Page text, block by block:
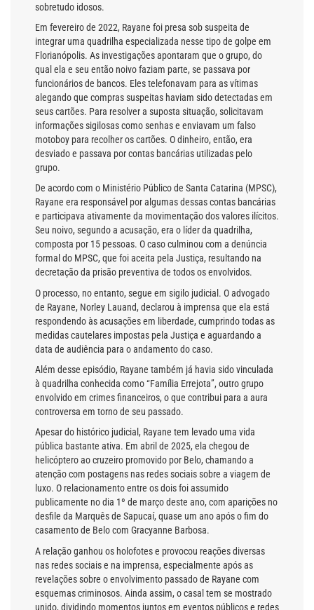
sobretudo idosos.
Em fevereiro de 2022, Rayane foi presa sob suspeita de
integrar uma quadrilha especializada nesse tipo de golpe em
Florianópolis. As investigações apontaram que o grupo, do
qual ela e seu então noivo faziam parte, se passava por
funcionários de bancos. Eles telefonavam para as vítimas
alegando que compras suspeitas haviam sido detectadas em
seus cartões. Para resolver a suposta situação, solicitavam
informações sigilosas como senhas e enviavam um falso
motoboy para recolher os cartões. O dinheiro, então, era
desviado e passava por contas bancárias utilizadas pelo
grupo.
De acordo com o Ministério Público de Santa Catarina (MPSC),
Rayane era responsável por algumas dessas contas bancárias
e participava ativamente da movimentação dos valores ilícitos.
Seu noivo, segundo a acusação, era o líder da quadrilha,
composta por 15 pessoas. O caso culminou com a denúncia
formal do MPSC, que foi aceita pela Justiça, resultando na
decretação da prisão preventiva de todos os envolvidos.
O processo, no entanto, segue em sigilo judicial. O advogado
de Rayane, Norley Lauand, declarou à imprensa que ela está
respondendo às acusações em liberdade, cumprindo todas as
medidas cautelares impostas pela Justiça e aguardando a
data de audiência para o andamento do caso.
Além desse episódio, Rayane também já havia sido vinculada
à quadrilha conhecida como “Família Errejota”, outro grupo
envolvido em crimes financeiros, o que contribui para a aura
controversa em torno de seu passado.
Apesar do histórico judicial, Rayane tem levado uma vida
pública bastante ativa. Em abril de 2025, ela chegou de
helicóptero ao cruzeiro promovido por Belo, chamando a
atenção com postagens nas redes sociais sobre a viagem de
luxo. O relacionamento entre os dois foi assumido
publicamente no dia 1º de março deste ano, com aparições no
desfile da Marquês de Sapucaí, quase um ano após o fim do
casamento de Belo com Gracyanne Barbosa.
A relação ganhou os holofotes e provocou reações diversas
nas redes sociais e na imprensa, especialmente após as
revelações sobre o envolvimento passado de Rayane com
esquemas criminosos. Ainda assim, o casal tem se mostrado
unido, dividindo momentos juntos em eventos públicos e redes